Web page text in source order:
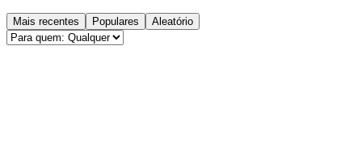
Mais recentes Populares Aleatório